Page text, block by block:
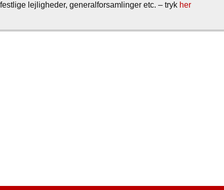
lejligheder, generalforsamlinger etc. – tryk her